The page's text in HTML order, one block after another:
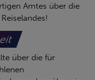
Amtes über die
über die für